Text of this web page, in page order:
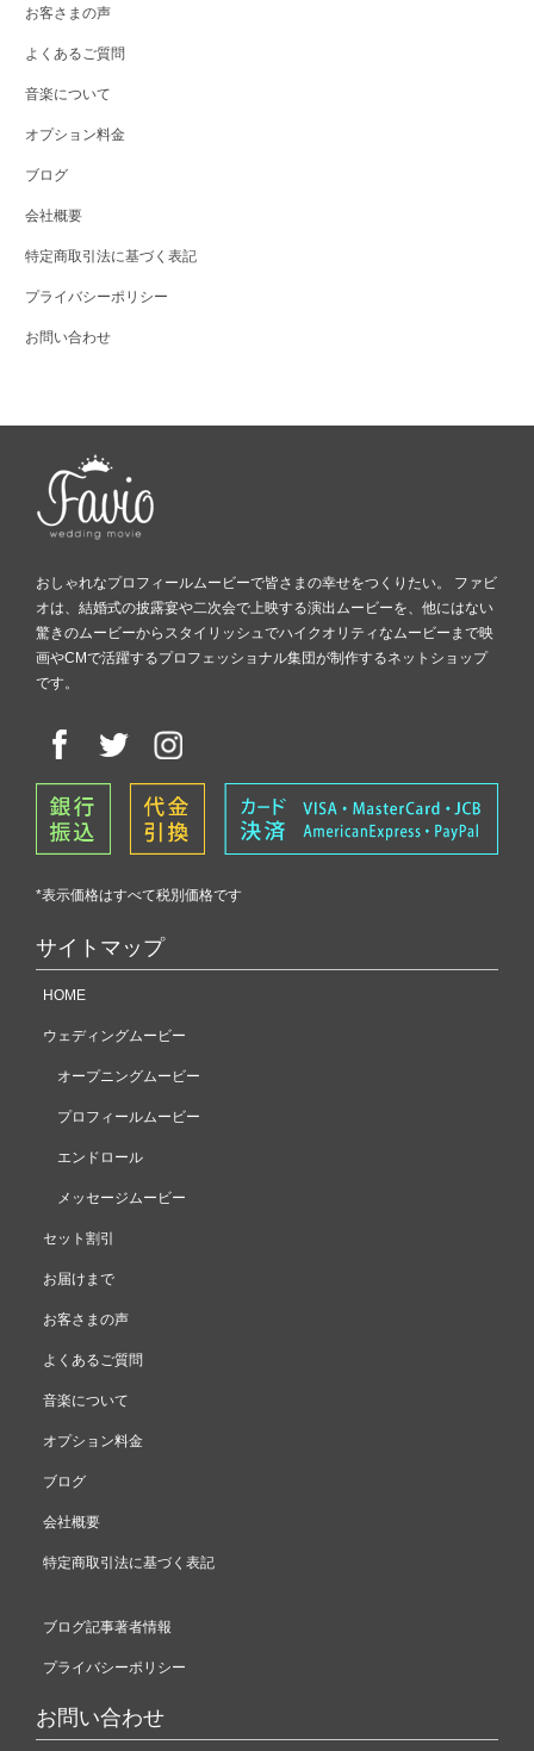
お客さまの声
よくあるご質問
音楽について
オプション料金
ブログ
会社概要
特定商取引法に基づく表記
プライバシーポリシー
お問い合わせ
おしゃれなプロフィールムービーで皆さまの幸せをつくりたい。 ファビ
オは、結婚式の披露宴や二次会で上映する演出ムービーを、他にはない
驚きのムービーからスタイリッシュでハイクオリティなムービーまで映
画やCMで活躍するプロフェッショナル集団が制作するネットショップ
です。
*表示価格はすべて税別価格です
サイトマップ
HOME
ウェディングムービー
オープニングムービー
プロフィールムービー
エンドロール
メッセージムービー
セット割引
お届けまで
お客さまの声
よくあるご質問
音楽について
オプション料金
ブログ
会社概要
特定商取引法に基づく表記
ブログ記事著者情報
プライバシーポリシー
お問い合わせ